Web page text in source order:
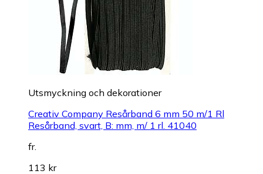
Utsmyckning och dekorationer
Creativ Company Resårband 6 mm 50 m/1 Rl
Resårband, svart, B: mm, m/ 1 rl. 41040
fr.
113 kr